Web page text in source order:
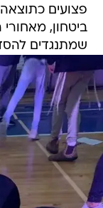
פצועים
ביטחון,
שמתנגדים